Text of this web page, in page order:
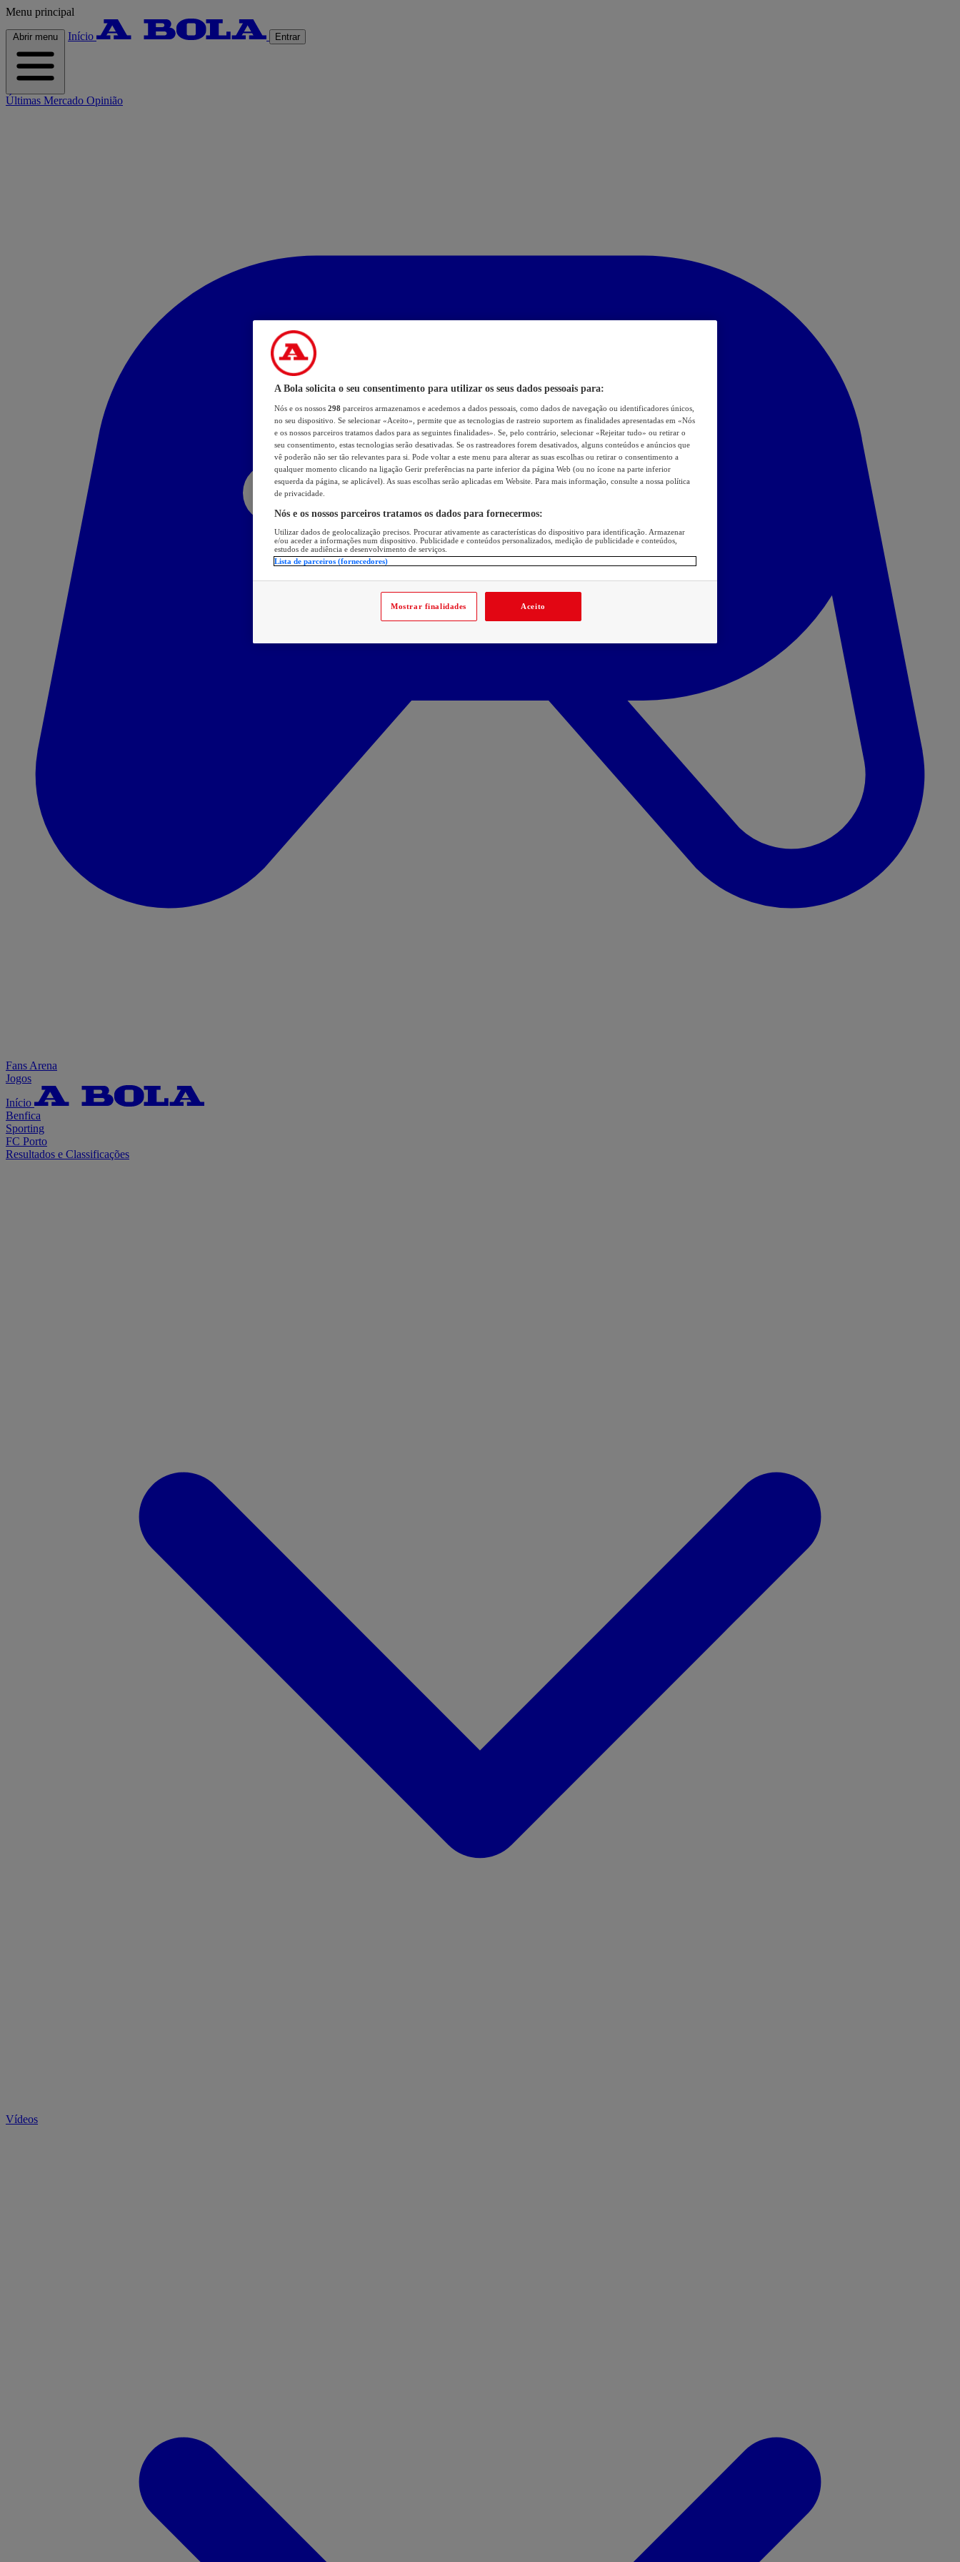
Menu principal
Abrir menu Início Entrar
Últimas Mercado Opinião
Fans Arena
Jogos
Início
Benfica
Sporting
FC Porto
Resultados e Classificações
Vídeos
A Bola solicita o seu consentimento para utilizar os seus dados pessoais para:
Nós e os nossos 298 parceiros armazenamos e acedemos a dados pessoais, como dados de navegação ou identificadores únicos,
no seu dispositivo. Se selecionar «Aceito», permite que as tecnologias de rastreio suportem as finalidades apresentadas em «Nós
e os nossos parceiros tratamos dados para as seguintes finalidades». Se, pelo contrário, selecionar «Rejeitar tudo» ou retirar o
seu consentimento, estas tecnologias serão desativadas. Se os rastreadores forem desativados, alguns conteúdos e anúncios que
vê poderão não ser tão relevantes para si. Pode voltar a este menu para alterar as suas escolhas ou retirar o consentimento a
qualquer momento clicando na ligação Gerir preferências na parte inferior da página Web (ou no ícone na parte inferior
esquerda da página, se aplicável). As suas escolhas serão aplicadas em Website. Para mais informação, consulte a nossa política
de privacidade.
Nós e os nossos parceiros tratamos os dados para fornecermos:
Utilizar dados de geolocalização precisos. Procurar ativamente as características do dispositivo para identificação. Armazenar
e/ou aceder a informações num dispositivo. Publicidade e conteúdos personalizados, medição de publicidade e conteúdos,
estudos de audiência e desenvolvimento de serviços.
Lista de parceiros (fornecedores)
Mostrar finalidades Aceito